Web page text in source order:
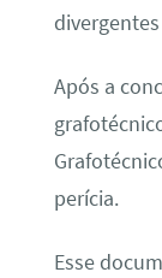
Após a
perícia.
Esse